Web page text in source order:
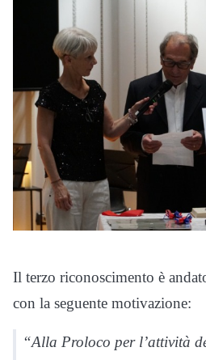
Il terzo riconoscimento è
con la seguente motivazione:
“Alla Proloco per l’attività